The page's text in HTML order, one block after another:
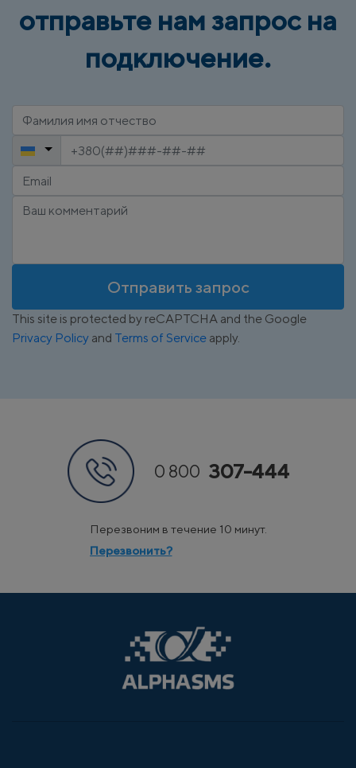
отправьте нам запрос на
подключение.
Отправить запрос
This site is protected by reCAPTCHA and the Google
Privacy Policy and Terms of Service apply.
0 800 307-444
Перезвоним в течение 10 минут.
Перезвонить?